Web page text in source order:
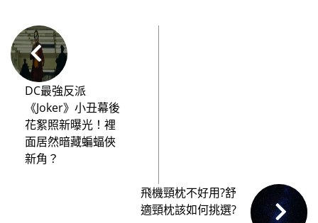
DC最強反派
《Joker》小丑幕後
花絮照新曝光！裡
面居然暗藏蝙蝠俠
新角？
飛機頸枕不好用?舒
適頸枕該如何挑選?